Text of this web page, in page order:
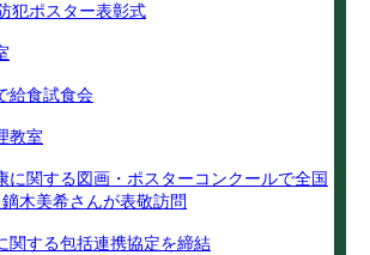
犯ポスター表彰式
給食試食会
教室
に関する図画・ポスターコンクールで全国
木美希さんが表敬訪問
関する包括連携協定を締結